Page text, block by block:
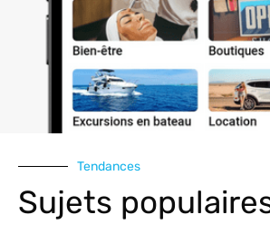
Tendances
Sujets